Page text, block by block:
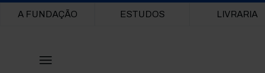
Main navigation
A FUNDAÇÃO ESTUDOS LIVRARIA